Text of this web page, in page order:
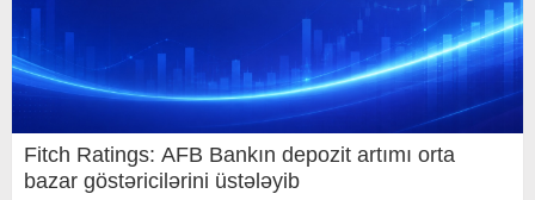
Fitch Ratings: AFB Bankın depozit artımı orta
bazar göstəricilərini üstələyib